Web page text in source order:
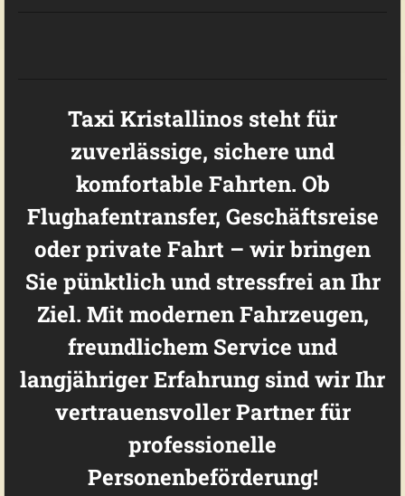
Taxi Kristallinos steht für
zuverlässige, sichere und
komfortable Fahrten. Ob
Flughafentransfer, Geschäftsreise
oder private Fahrt – wir bringen
Sie pünktlich und stressfrei an Ihr
Ziel. Mit modernen Fahrzeugen,
freundlichem Service und
langjähriger Erfahrung sind wir Ihr
vertrauensvoller Partner für
professionelle
Personenbeförderung!